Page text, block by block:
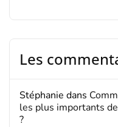
Les
Stéphanie dans
les plus importants
?